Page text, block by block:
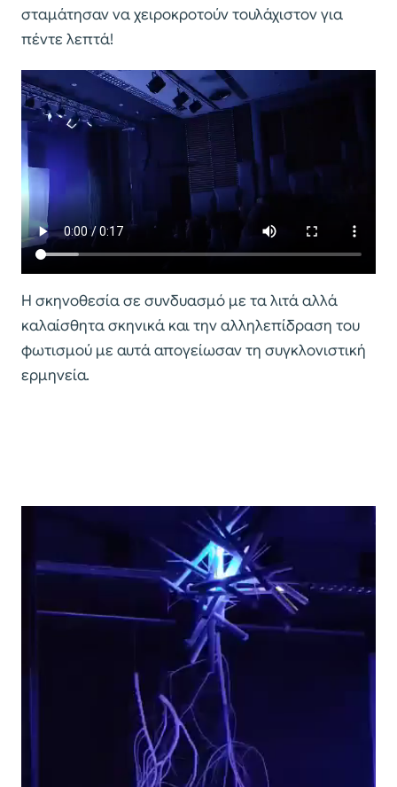
σταμάτησαν να χειροκροτούν τουλάχιστον για
πέντε λεπτά!
Η σκηνοθεσία σε συνδυασμό με τα λιτά αλλά
καλαίσθητα σκηνικά και την αλληλεπίδραση του
φωτισμού με αυτά απογείωσαν τη συγκλονιστική
ερμηνεία.